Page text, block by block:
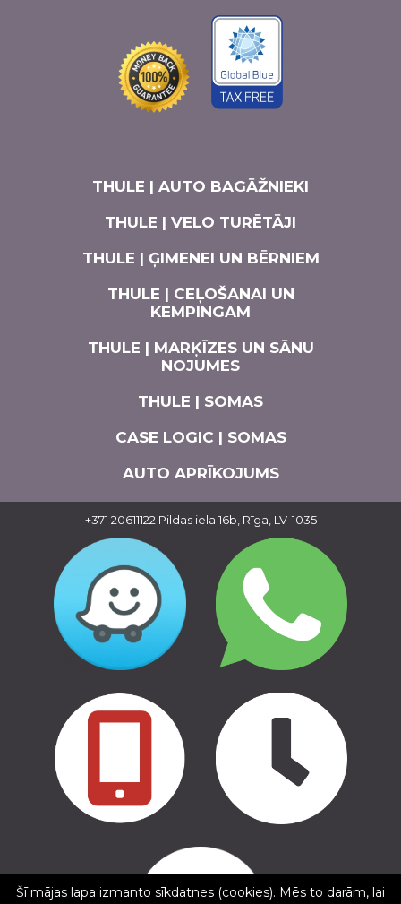
THULE | AUTO BAGĀŽNIEKI
THULE | VELO TURĒTĀJI
THULE | ĢIMENEI UN BĒRNIEM
THULE | CEĻOŠANAI UN
KEMPINGAM
THULE | MARĶĪZES UN SĀNU
NOJUMES
THULE | SOMAS
CASE LOGIC | SOMAS
AUTO APRĪKOJUMS
Copyright © 2016 - 2026, SIA Corelem Group
Mājas lapas izstrāde WEBstyle.lv
+371 20611122 Pildas iela 16b, Rīga, LV-1035
Šī mājas lapa izmanto sīkdatnes (cookies). Mēs to darām, lai